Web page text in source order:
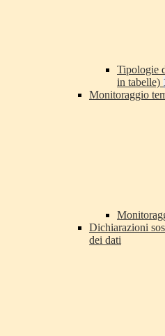
Tipologie
in tabelle)
Monitoraggio
Dichiarazioni
dei dati